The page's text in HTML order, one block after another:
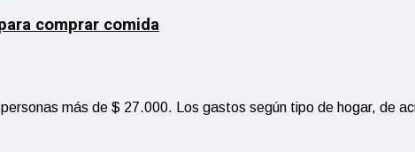
comprar comida
más de $ 27.000. Los gastos según tipo de hogar, de